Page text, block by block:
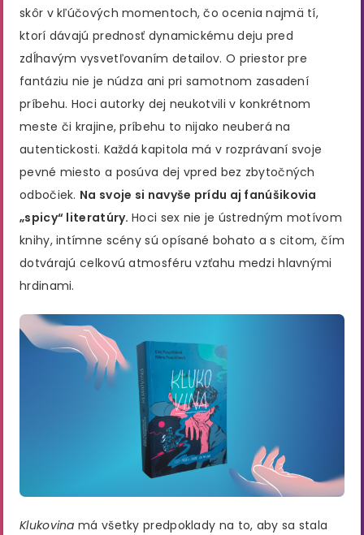
skôr v kľúčových momentoch, čo ocenia najmä tí,
ktorí dávajú prednosť dynamickému deju pred
zdĺhavým vysvetľovaním detailov. O priestor pre
fantáziu nie je núdza ani pri samotnom zasadení
príbehu. Hoci autorky dej neukotvili v konkrétnom
meste či krajine, príbehu to nijako neuberá na
autentickosti. Každá kapitola má v rozprávaní svoje
pevné miesto a posúva dej vpred bez zbytočných
odbočiek. Na svoje si navyše prídu aj fanúšikovia
„spicy“ literatúry.Hoci sex nie je ústredným motívom
knihy, intímne scény sú opísané bohato a s citom, čím
dotvárajú celkovú atmosféru vzťahu medzi hlavnými
hrdinami.
Klukovina má všetky predpoklady na to, aby sa stala